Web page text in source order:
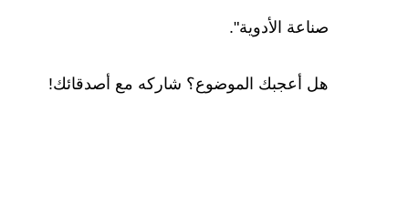
صناعة الأدوية".
هل أعجبك الموضوع؟ شاركه مع أصدقائك!